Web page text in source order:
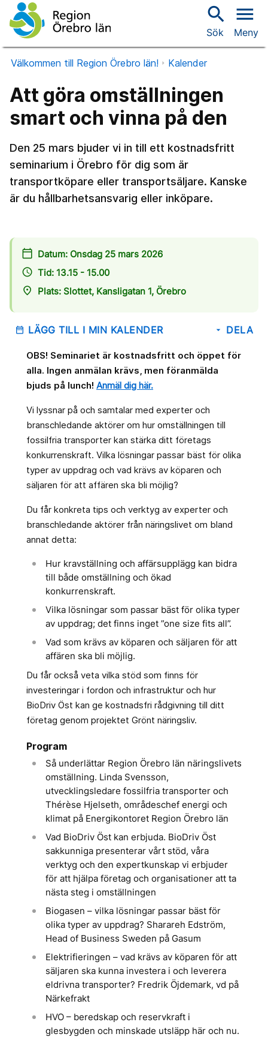
search
Sök
menu
Meny
Välkommen till Region Örebro län! Kalender
Att göra omställningen
smart och vinna på den
Den 25 mars bjuder vi in till ett kostnadsfritt
seminarium i Örebro för dig som är
transportköpare eller transportsäljare. Kanske
är du hållbarhetsansvarig eller inköpare.
calendar_today Datum: Onsdag 25 mars 2026
access_time Tid: 13.15 - 15.00
place
Plats: Slottet, Kansligatan 1, Örebro
date_range LÄGG TILL I MIN KALENDER arrow_drop_down DELA
OBS! Seminariet är kostnadsfritt och öppet för
alla. Ingen anmälan krävs, men föranmälda
bjuds på lunch! Anmäl dig här.
Vi lyssnar på och samtalar med experter och
branschledande aktörer om hur omställningen till
fossilfria transporter kan stärka ditt företags
konkurrenskraft. Vilka lösningar passar bäst för olika
typer av uppdrag och vad krävs av köparen och
säljaren för att affären ska bli möjlig?
Du får konkreta tips och verktyg av experter och
branschledande aktörer från näringslivet om bland
annat detta:
Hur kravställning och affärsupplägg kan bidra
till både omställning och ökad
konkurrenskraft.
Vilka lösningar som passar bäst för olika typer
av uppdrag; det finns inget ”one size fits all”.
Vad som krävs av köparen och säljaren för att
affären ska bli möjlig.
Du får också veta vilka stöd som finns för
investeringar i fordon och infrastruktur och hur
BioDriv Öst kan ge kostnadsfri rådgivning till ditt
företag genom projektet Grönt näringsliv.
Program
Så underlättar Region Örebro län näringslivets
omställning. Linda Svensson,
utvecklingsledare fossilfria transporter och
Thérèse Hjelseth, områdeschef energi och
klimat på Energikontoret Region Örebro län
Vad BioDriv Öst kan erbjuda. BioDriv Öst
sakkunniga presenterar vårt stöd, våra
verktyg och den expertkunskap vi erbjuder
för att hjälpa företag och organisationer att ta
nästa steg i omställningen
Biogasen – vilka lösningar passar bäst för
olika typer av uppdrag? Sharareh Edström,
Head of Business Sweden på Gasum
Elektrifieringen – vad krävs av köparen för att
säljaren ska kunna investera i och leverera
eldrivna transporter? Fredrik Öjdemark, vd på
Närkefrakt
HVO – beredskap och reservkraft i
glesbygden och minskade utsläpp här och nu.